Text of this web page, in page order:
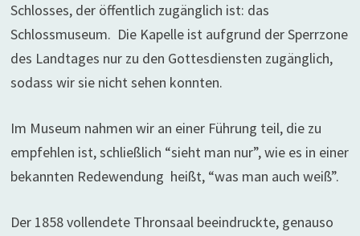
Schlosses, der öffentlich zugänglich ist: das
Schlossmuseum. Die Kapelle ist aufgrund der Sperrzone
des Landtages nur zu den Gottesdiensten zugänglich,
sodass wir sie nicht sehen konnten.
Im Museum nahmen wir an einer Führung teil, die zu
empfehlen ist, schließlich “sieht man nur”, wie es in einer
bekannten Redewendung heißt, “was man auch weiß”.
Der 1858 vollendete Thronsaal beeindruckte, genauso